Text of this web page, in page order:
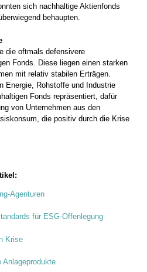
sich nachhaltige Aktienfonds
behaupten.
die oftmals defensivere
Fonds. Diese liegen einen starken
mit relativ stabilen Erträgen.
Energie, Rohstoffe und Industrie
Fonds repräsentiert, dafür
von Unternehmen aus den
die positiv durch die Krise
Agenturen
für ESG-Offenlegung
Krise
Anlageprodukte